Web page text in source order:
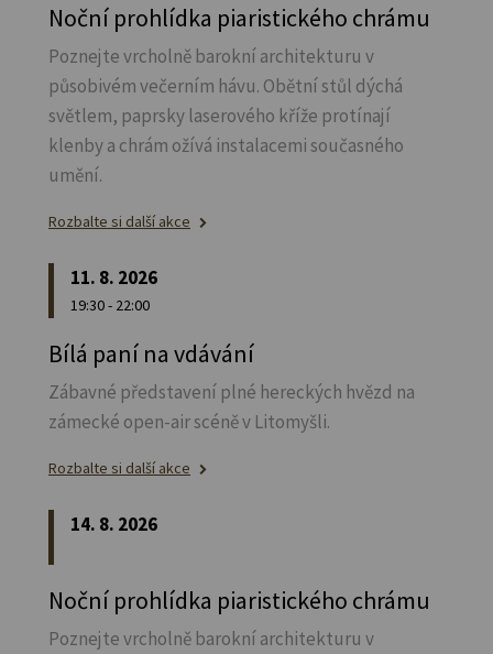
Noční prohlídka piaristického chrámu
Poznejte vrcholně barokní architekturu v
působivém večerním hávu. Obětní stůl dýchá
světlem, paprsky laserového kříže protínají
klenby a chrám ožívá instalacemi současného
umění.
Rozbalte si další akce
11. 8. 2026
19:30 - 22:00
Bílá paní na vdávání
Zábavné představení plné hereckých hvězd na
zámecké open-air scéně v Litomyšli.
Rozbalte si další akce
14. 8. 2026
Noční prohlídka piaristického chrámu
Poznejte vrcholně barokní architekturu v